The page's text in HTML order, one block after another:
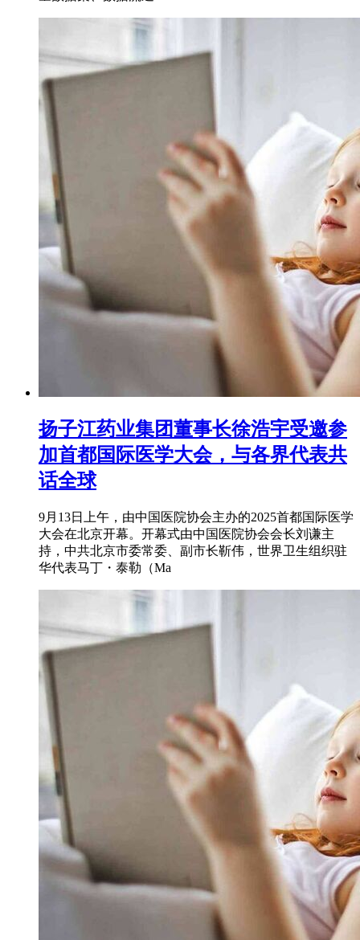
扬子江药业集团董事长徐浩宇受邀参
加首都国际医学大会，与各界代表共
话全球
9月13日上午，由中国医院协会主办的2025首都国际医学
大会在北京开幕。开幕式由中国医院协会会长刘谦主
持，中共北京市委常委、副市长靳伟，世界卫生组织驻
华代表马丁・泰勒（Ma